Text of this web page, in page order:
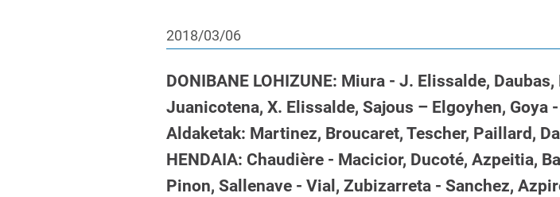
2018/03/06
DONIBANE LOHIZUNE: Miura - J. Elissalde,
Juanicotena, X. Elissalde, Sajous – Elgoyhen,
Aldaketak: Martinez, Broucaret, Tescher, Paillard,
HENDAIA: Chaudière - Macicior, Ducoté, Azpeitia,
Pinon, Sallenave - Vial, Zubizarreta - Sanchez,